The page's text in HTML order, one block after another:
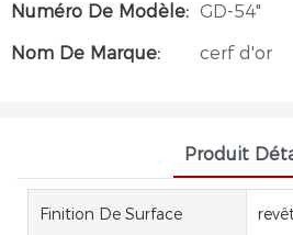
Numéro De Modèle: GD-54"
Nom De Marque:
cerf d'or
Produit
Finition De Surface